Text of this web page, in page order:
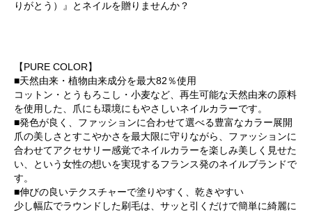
りがとう）』とネイルを贈りませんか？
【PURE COLOR】
■天然由来・植物由来成分を最大82％使用
コットン・とうもろこし・小麦など、再生可能な天然由来の原料
を使用した、爪にも環境にもやさしいネイルカラーです。
■発色が良く、ファッションに合わせて選べる豊富なカラー展開
爪の美しさとすこやかさを最大限に守りながら、ファッションに
合わせてアクセサリー感覚でネイルカラーを楽しみ美しく見せた
い、という女性の想いを実現するフランス発のネイルブランドで
す。
■伸びの良いテクスチャーで塗りやすく、乾きやすい
少し幅広でラウンドした刷毛は、サッと引くだけで簡単に綺麗に